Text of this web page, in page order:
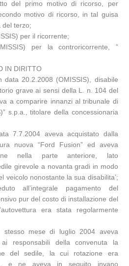
del primo motivo di ricorso, per
motivo di ricorso, in tal guisa
del terzo;
per il ricorrente;
per la controricorrente, ”
IN DIRITTO
data 20.2.2008 (OMISSIS), disabile
grave ai sensi della L. n. 104 del
a comparire innanzi al tribunale di
s.p.a., titolare della concessionaria
7.7.2004 aveva acquistato dalla
nuova “Ford Fusion” ed aveva
nella parte anteriore, lato
girevole a novanta gradi in modo
veicolo nonostante la sua disabilita’;
all’integrale pagamento del
pur del costo di installazione del
era stata regolarmente
stesso mese di luglio 2004 aveva
ai responsabili della convenuta la
del sedile, la cui rotazione era
e ne aveva in seguito invano